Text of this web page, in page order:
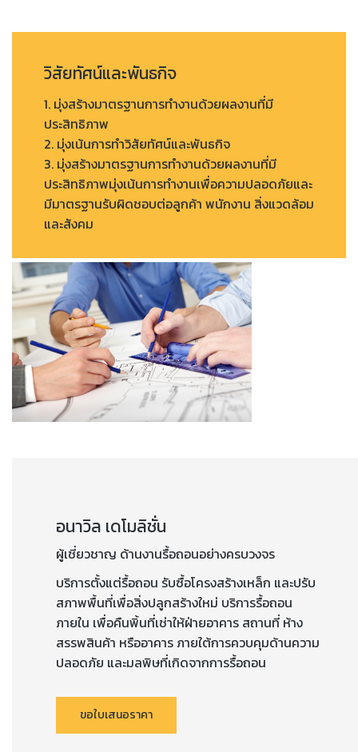
วิสัยทัศน์และพันธกิจ
1. มุ่งสร้างมาตรฐานการทำงานด้วยผลงานที่มี
ประสิทธิภาพ
2. มุ่งเน้นการทำวิสัยทัศน์และพันธกิจ
3. มุ่งสร้างมาตรฐานการทำงานด้วยผลงานที่มี
ประสิทธิภาพมุ่งเน้นการทำงานเพื่อความปลอดภัยและ
มีมาตรฐานรับผิดชอบต่อลูกค้า พนักงาน สิ่งแวดล้อม
และสังคม
อนาวิล เดโมลิชั่น
ผู้เชี่ยวชาญ ด้านงานรื้อถอนอย่างครบวงจร
บริการตั้งแต่รื้อถอน รับซื้อโครงสร้างเหล็ก และปรับ
สภาพพื้นที่เพื่อสิ่งปลูกสร้างใหม่ บริการรื้อถอน
ภายใน เพื่อคืนพิ้นที่เช่าให้ฝ่ายอาคาร สถานที่ ห้าง
สรรพสินค้า หรืออาคาร ภายใต้การควบคุมด้านความ
ปลอดภัย และมลพิษที่เกิดจากการรื้อถอน
ขอใบเสนอราคา